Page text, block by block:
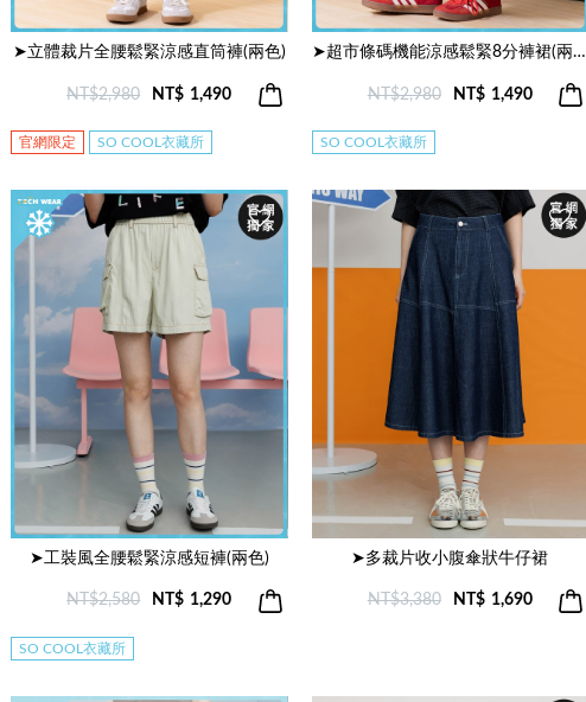
➤立體裁片全腰鬆緊涼感直筒褲(兩色)
NT$2,980 NT$ 1,490
官網限定 SO COOL衣藏所
➤超市條碼機能涼感鬆緊8分褲裙(兩色)
NT$2,980 NT$ 1,490
SO COOL衣藏所
➤工裝風全腰鬆緊涼感短褲(兩色)
NT$2,580 NT$ 1,290
SO COOL衣藏所
➤多裁片收小腹傘狀牛仔裙
NT$3,380 NT$ 1,690